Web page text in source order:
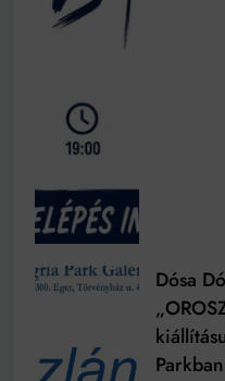
Dósa
Parkban